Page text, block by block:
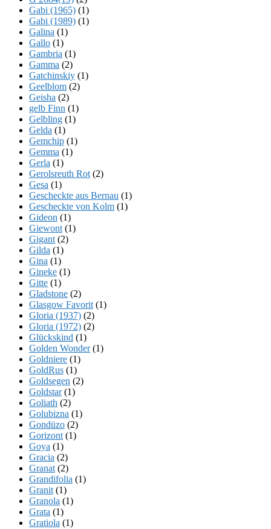
Gabi (1965) (1)
Gabi (1989) (1)
Galina (1)
Gallo (1)
Gambria (1)
Gamma (2)
Gatchinskiy (1)
Geelblom (2)
Geisha (2)
gelb Finn (1)
Gelbling (1)
Gelda (1)
Gemchip (1)
Gemma (1)
Gerla (1)
Gerolsreuth Rot (2)
Gesa (1)
Gescheckte aus Bernau (1)
Gescheckte von Kolm (1)
Gideon (1)
Giewont (1)
Gigant (2)
Gilda (1)
Gina (1)
Gineke (1)
Gitte (1)
Gladstone (2)
Glasgow Favorit (1)
Gloria (1937) (2)
Gloria (1972) (2)
Glückskind (1)
Golden Wonder(1)
Goldniere (1)
GoldRus (1)
Goldsegen (2)
Goldstar(1)
Goliath (2)
Golubizna (1)
Gondüzo (2)
Gorizont (1)
Goya (1)
Gracia (2)
Granat (2)
Grandifolia (1)
Granit (1)
Granola (1)
Grata (1)
Gratiola (1)